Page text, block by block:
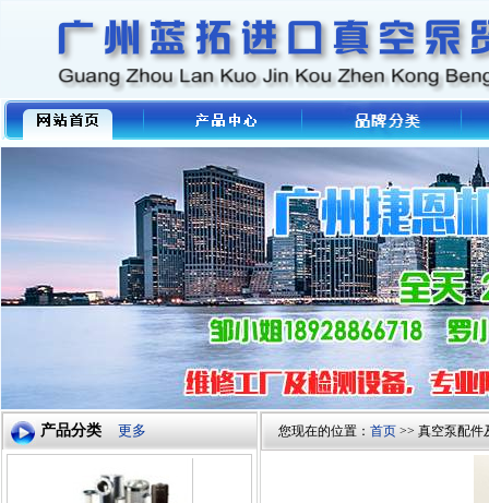
产品分类 更多 您现在的位置： 首页 >> 真空泵配件